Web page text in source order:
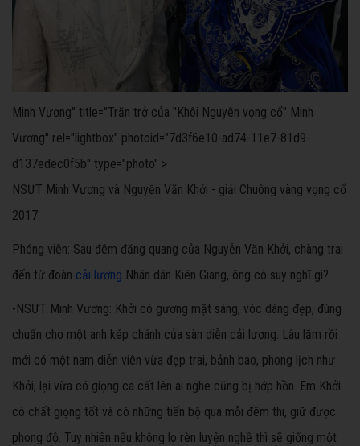
Minh Vương" title="Trăn trở của "Khôi Nguyên vọng cổ" Minh
Vương" rel="lightbox" photoid="7d3f6e10-ad74-11e7-81d9-
d137edec0f5b" type="photo" >
NSƯT Minh Vương và Nguyễn Văn Khởi - giải Chuông vàng vọng cổ
2017
Phóng viên: Sau đêm đăng quang của Nguyễn Văn Khởi, chàng trai
đến từ đoàn cải lương Nhân dân Kiên Giang, ông có suy nghĩ gì?
-NSƯT Minh Vương: Khởi có gương mặt sáng, vóc dáng đẹp, đúng
chuẩn cho một anh kép chánh của sàn diễn cải lương. Lâu lắm rồi
mới có một nam diễn viên vừa đẹp trai, bảnh bao, phong lịch như
Khởi, lại vừa có giọng ca cất lên ai nghe cũng bị hớp hồn. Em Khởi
có chất giọng tốt và có những tiến bộ qua mỗi đêm thi, giữ được
phong độ. Tuy nhiên nếu không lo rèn luyện nghề thì sẽ giống một